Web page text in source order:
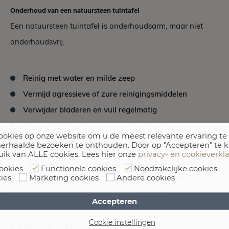
Onderhoud van een natuursteen tuintafel
Een natuursteen tuintafel is onderhoudsarm, maar niet
onderhoudsvrij.
Reinig met water en milde zeep
Vermijd agressieve of zure reinigingsmiddelen
Verwijder bladeren en vuil regelmatig
Impregneer indien geadviseerd voor extra
bescherming
Met eenvoudig onderhoud behoudt uw natuursteen
tuintafel zijn uitstraling, seizoen na seizoen.
op onze website om u de meest relevante ervaring
bezoeken te onthouden. Door op "Accepteren" te
van ALLE cookies. Lees hier onze privacy- en
Functionele cookies
Noodzakelijke cookies
Marketing cookies Andere cookies
Cookie instellingen
Accepteren